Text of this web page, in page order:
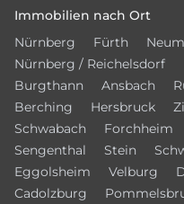
Immobilien nach Ort
Nürnberg
Fürth
Nürnberg / Reichelsdorf
Burgthann
Ansbach
Berching
Hersbruck
Schwabach
Forchheim
Sengenthal
Stein
Eggolsheim
Velburg
Cadolzburg